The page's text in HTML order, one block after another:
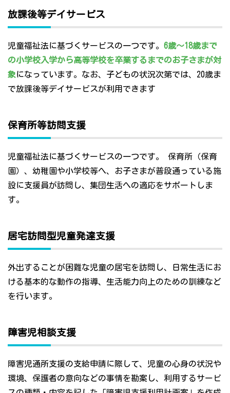
放課後等デイサービス
児童福祉法に基づくサービスの一つです。 6歳～18歳まで
の小学校入学から高等学校を卒業するまでのお子さまが対
象になっています。なお、子どもの状況次第では、20歳ま
で放課後等デイサービスが利用できます
保育所等訪問支援
児童福祉法に基づくサービスの一つです。 保育所（保育
園）、幼稚園や小学校等へ、お子さまが普段通っている施
設に支援員が訪問し、集団生活への適応をサポートしま
す。
居宅訪問型児童発達支援
外出することが困難な児童の居宅を訪問し、日常生活にお
ける基本的な動作の指導、生活能力向上のための訓練など
を行います。
障害児相談支援
障害児通所支援の支給申請に際して、児童の心身の状況や
環境、保護者の意向などの事情を勘案し、利用するサービ